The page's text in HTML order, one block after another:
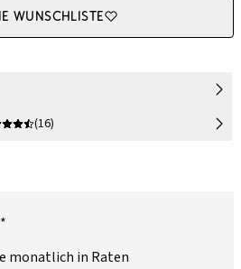
Wunschliste
(16)
monatlich in Raten